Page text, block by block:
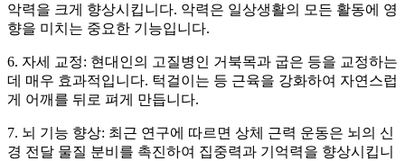
악력을 크게 향상시킵니다. 악력은 일상생활의 모든 활동에 영
향을 미치는 중요한 기능입니다.
6. 자세 교정: 현대인의 고질병인 거북목과 굽은 등을 교정하는
데 매우 효과적입니다. 턱걸이는 등 근육을 강화하여 자연스럽
게 어깨를 뒤로 펴게 만듭니다.
7. 뇌 기능 향상: 최근 연구에 따르면 상체 근력 운동은 뇌의 신
경 전달 물질 분비를 촉진하여 집중력과 기억력을 향상시킵니